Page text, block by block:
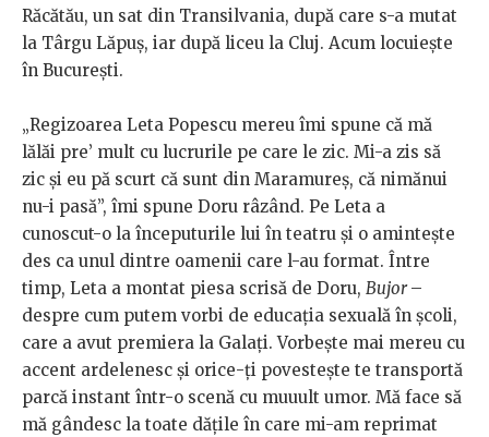
Răcătău, un sat din Transilvania, după care s-a mutat
la Târgu Lăpuș, iar după liceu la Cluj. Acum locuiește
în București.
„Regizoarea Leta Popescu mereu îmi spune că mă
lălăi pre’ mult cu lucrurile pe care le zic. Mi-a zis să
zic și eu pă scurt că sunt din Maramureș, că nimănui
nu-i pasă”, îmi spune Doru râzând. Pe Leta a
cunoscut-o la începuturile lui în teatru și o amintește
des ca unul dintre oamenii care l-au format. Între
timp, Leta a montat piesa scrisă de Doru, Bujor–
despre cum putem vorbi de educația sexuală în școli,
care a avut premiera la Galați. Vorbește mai mereu cu
accent ardelenesc și orice-ți povestește te transportă
parcă instant într-o scenă cu muuult umor. Mă face să
mă gândesc la toate dățile în care mi-am reprimat